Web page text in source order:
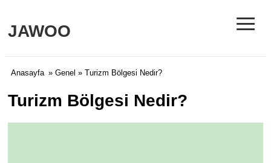
JAWOO ≡
Anasayfa » Genel » Turizm Bölgesi Nedir?
Turizm Bölgesi Nedir?